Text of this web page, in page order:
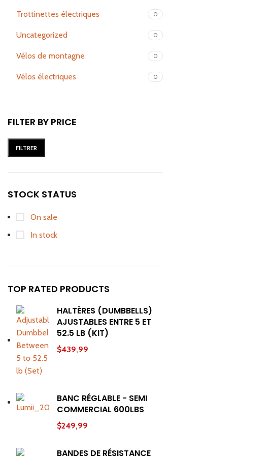
Trottinettes électriques 0
Uncategorized 0
Vélos de montagne 0
Vélos électriques 0
FILTER BY PRICE
FILTRER
STOCK STATUS
On sale
In stock
TOP RATED PRODUCTS
HALTÈRES (DUMBBELLS)
AJUSTABLES ENTRE 5 ET
52.5 LB (KIT)
$439,99
BANC RÉGLABLE - SEMI
COMMERCIAL 600LBS
$249,99
BANDES DE RÉSISTANCE